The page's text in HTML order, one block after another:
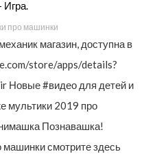
Игра.
про машинки
магазин, доступна в
store/apps/details?
Новые #видео для детей и
мультики 2019 про
Познавашка!
смотрите здесь